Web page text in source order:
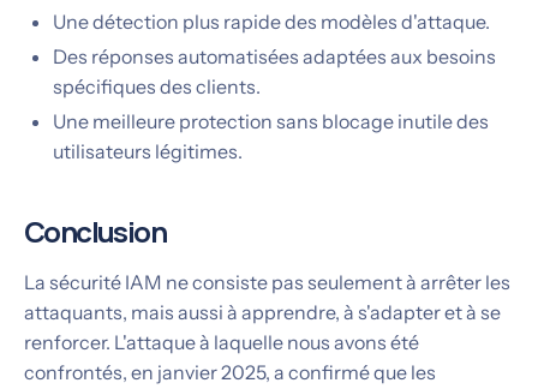
Une détection plus rapide des modèles d'attaque.
Des réponses automatisées adaptées aux besoins
spécifiques des clients.
Une meilleure protection sans blocage inutile des
utilisateurs légitimes.
Conclusion
La sécurité IAM ne consiste pas seulement à arrêter les
attaquants, mais aussi à apprendre, à s'adapter et à se
renforcer. L'attaque à laquelle nous avons été
confrontés, en janvier 2025, a confirmé que les